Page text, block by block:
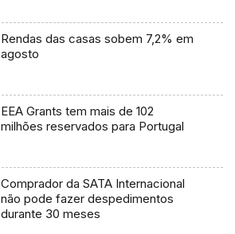
Rendas das casas sobem 7,2% em
agosto
EEA Grants tem mais de 102
milhões reservados para Portugal
Comprador da SATA Internacional
não pode fazer despedimentos
durante 30 meses